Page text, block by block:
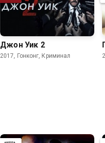
Джон Уик 2
2017, Гонконг, Криминал